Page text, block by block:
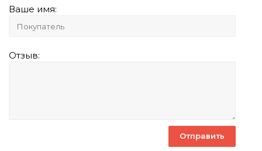
Ваше имя:
Отзыв: